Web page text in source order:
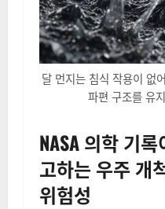
달 먼지는 침식 작용이 없
파편 구조를 유
NASA 의학 기록
고하는 우주 개
위험성